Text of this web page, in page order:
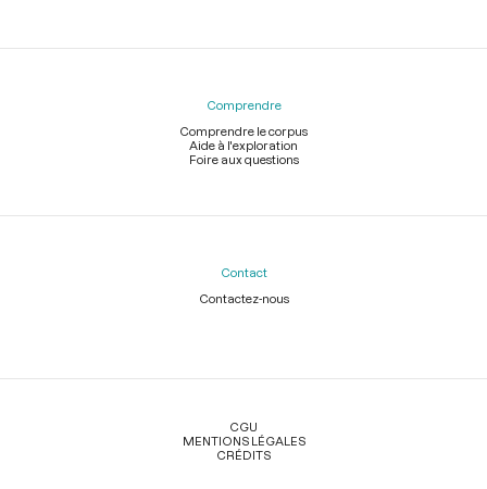
Comprendre
Comprendre le corpus
Aide à l'exploration
Foire aux questions
Contact
Contactez-nous
Légal
CGU
MENTIONS LÉGALES
CRÉDITS